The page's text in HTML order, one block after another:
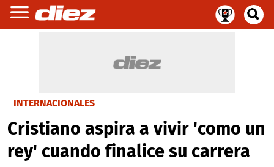
INTERNACIONALES
Cristiano aspira a vivir 'como un
rey' cuando finalice su carrera